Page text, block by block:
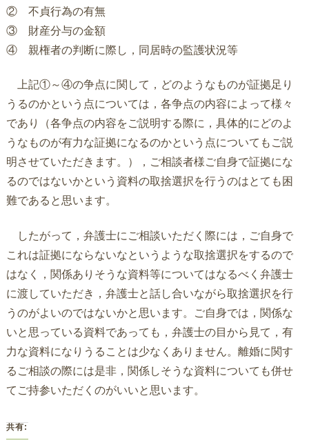
② 不貞行為の有無
③ 財産分与の金額
④ 親権者の判断に際し，同居時の監護状況等
上記①～④の争点に関して，どのようなものが証拠足り
うるのかという点については，各争点の内容によって様々
であり（各争点の内容をご説明する際に，具体的にどのよ
うなものが有力な証拠になるのかという点についてもご説
明させていただきます。），ご相談者様ご自身で証拠にな
るのではないかという資料の取捨選択を行うのはとても困
難であると思います。
したがって，弁護士にご相談いただく際には，ご自身で
これは証拠にならないなというような取捨選択をするので
はなく，関係ありそうな資料等についてはなるべく弁護士
に渡していただき，弁護士と話し合いながら取捨選択を行
うのがよいのではないかと思います。ご自身では，関係な
いと思っている資料であっても，弁護士の目から見て，有
力な資料になりうることは少なくありません。離婚に関す
るご相談の際には是非，関係しそうな資料についても併せ
てご持参いただくのがいいと思います。
共有: